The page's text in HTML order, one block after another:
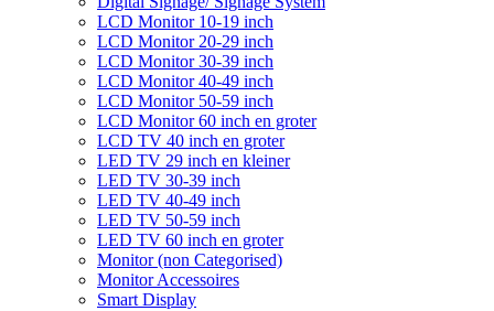
LCD Monitor 10-19 inch
LCD Monitor 20-29 inch
LCD Monitor 30-39 inch
LCD Monitor 40-49 inch
LCD Monitor 50-59 inch
LCD Monitor 60 inch en groter
LCD TV 40 inch en groter
LED TV 29 inch en kleiner
LED TV 30-39 inch
LED TV 40-49 inch
LED TV 50-59 inch
LED TV 60 inch en groter
Monitor (non Categorised)
Monitor Accessoires
Smart Display